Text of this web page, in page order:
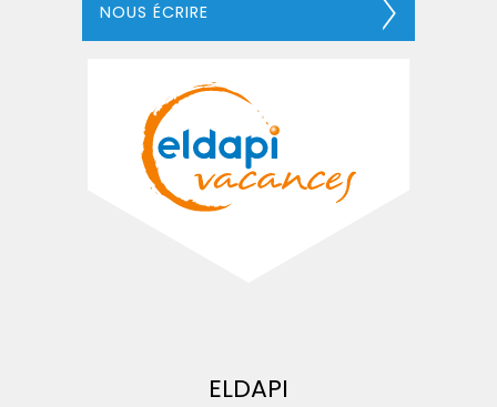
NOUS ÉCRIRE
ELDAPI